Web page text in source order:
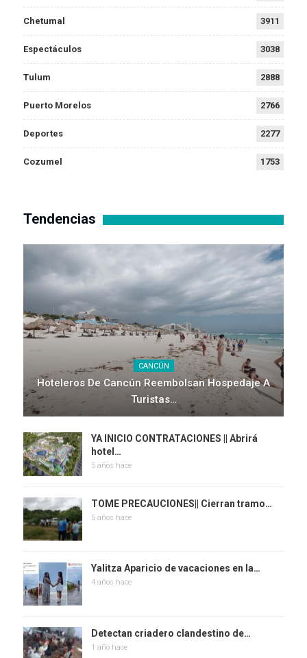
Chetumal 3911
Espectáculos 3038
Tulum 2888
Puerto Morelos 2766
Deportes 2277
Cozumel 1753
Tendencias
CANCÚN
Hoteleros De Cancún Reembolsan Hospedaje A
Turistas…
YA INICIO CONTRATACIONES || Abrirá
hotel…
5 años hace
TOME PRECAUCIONES|| Cierran tramo…
5 años hace
Yalitza Aparicio de vacaciones en la…
4 años hace
Detectan criadero clandestino de…
1 año hace